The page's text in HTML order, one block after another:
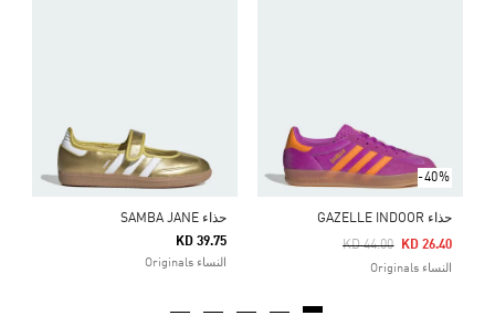
-40%
حذاء GAZELLE INDOOR
Price Reduced From
KD 44.00
To KD 26.40
النساء Originals
حذاء SAMBA JANE
KD 39.75
النساء Originals